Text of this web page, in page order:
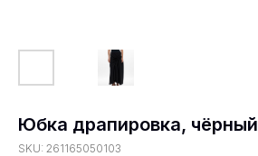
Юбка драпировка, чёрный
SKU: 261165050103